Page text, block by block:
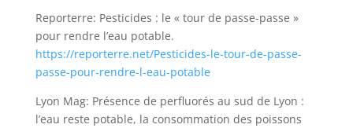
Reporterre: Pesticides : le « tour de passe-passe »
pour rendre l’eau potable.
https://reporterre.net/Pesticides-le-tour-de-passe-
passe-pour-rendre-l-eau-potable
Lyon Mag: Présence de perfluorés au sud de Lyon :
l’eau reste potable, la consommation des poissons